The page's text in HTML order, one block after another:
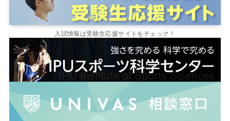
入試情報は受験生応援サイトをチェック！